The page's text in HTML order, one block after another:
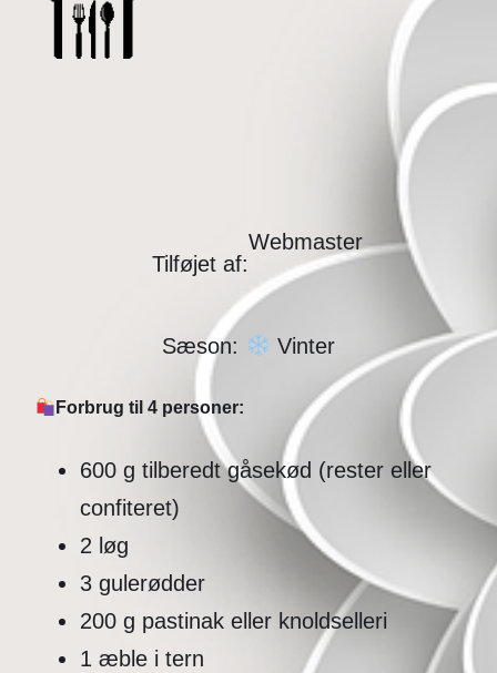
Tilføjet af:
Webmaster
Sæson: Vinter
Forbrug til 4 personer:
600 g tilberedt gåsekød (rester eller
confiteret)
2 løg
3 gulerødder
200 g pastinak eller knoldselleri
1 æble i tern